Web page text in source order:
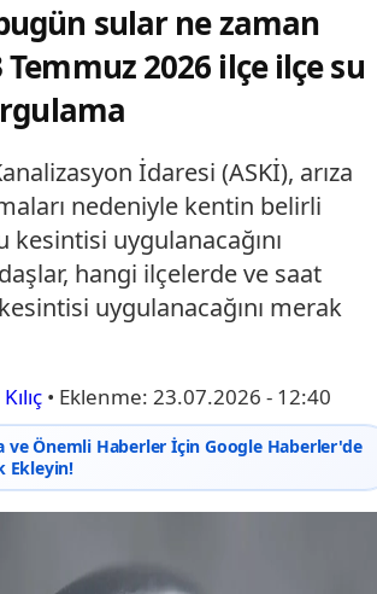
sular ne zaman
Temmuz 2026 ilçe ilçe su
İdaresi (ASKİ), arıza
nedeniyle kentin belirli
kesintisi uygulanacağını
hangi ilçelerde ve saat
uygulanacağını merak
• Eklenme: 23.07.2026 - 12:40
ve Önemli Haberler İçin Google Haberler'de
Ekleyin!